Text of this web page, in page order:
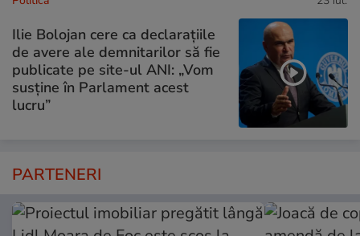
Ilie Bolojan cere ca declarațiile
de avere ale demnitarilor să fie
publicate pe site-ul ANI: „Vom
susține în Parlament acest
lucru”
PARTENERI